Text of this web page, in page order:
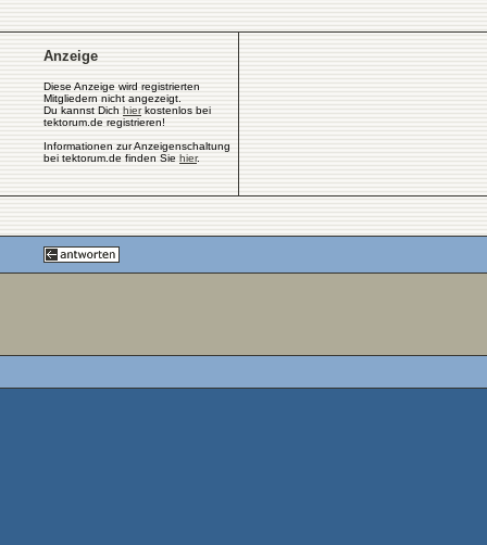
Anzeige
Diese Anzeige wird registrierten
Mitgliedern nicht angezeigt.
Du kannst Dich hierkostenlos bei
tektorum.de registrieren!
Informationen zur Anzeigenschaltung
bei tektorum.de finden Sie hier.